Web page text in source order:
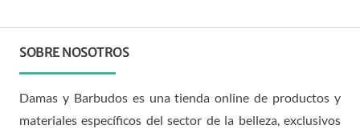
SOBRE NOSOTROS
Damas y Barbudos es una tienda online de productos y
materiales específicos del sector de la belleza, exclusivos